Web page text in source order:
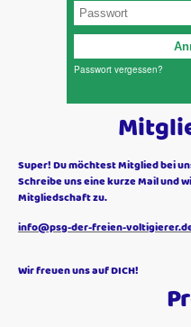
Super! Du möchtest Mitglied bei
Schreibe uns eine kurze Mail und
Mitgliedschaft zu.
info@psg-der-freien-
Wir freuen uns auf DICH!